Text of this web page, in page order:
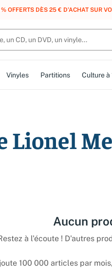
% OFFERTS DÈS 25 € D’ACHAT SUR
Vinyles Partitions Culture à
Lionel
Aucun
à l'écoute ! D'autres
100 000 articles par